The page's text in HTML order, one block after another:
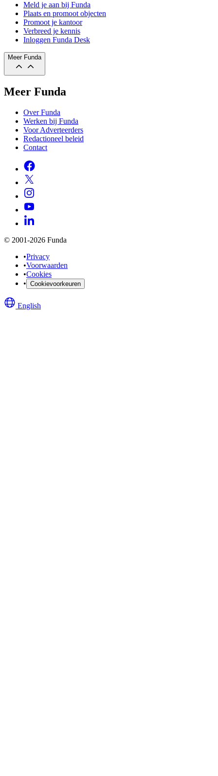
Meld je aan bij Funda
Plaats en promoot objecten
Promoot je kantoor
Verbreed je kennis
Inloggen Funda Desk
Meer Funda
Meer Funda
Over Funda
Werken bij Funda
Voor Adverteerders
Redactioneel beleid
Contact
© 2001-2026 Funda
•Privacy
•Voorwaarden
•Cookies
• Cookievoorkeuren
English